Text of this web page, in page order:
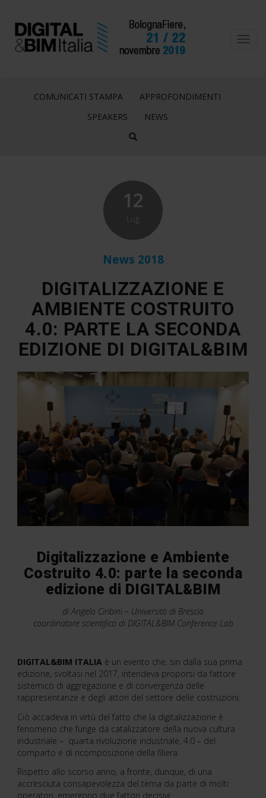
COMUNICATI STAMPA
APPROFONDIMENTI
SPEAKERS
NEWS
12
Lug
News 2018
DIGITALIZZAZIONE E
AMBIENTE COSTRUITO
4.0: PARTE LA SECONDA
EDIZIONE DI DIGITAL&BIM
Digitalizzazione e Ambiente
Costruito 4.0: parte la seconda
edizione di DIGITAL&BIM
di Angelo Ciribini – Università di Brescia
coordinatore scientifico di DIGITAL&BIM Conference Lab
DIGITAL&BIM ITALIA è un evento che, sin dalla sua prima
edizione, svoltasi nel 2017, intendeva proporsi da fattore
sistemico di aggregazione e di convergenza delle
rappresentanze e degli attori del settore delle costruzioni.
Ciò accadeva in virtù del fatto che la digitalizzazione è
fenomeno che funge da catalizzatore della nuova cultura
industriale – quarta rivoluzione industriale, 4.0 – del
comparto e di ricomposizione della filiera.
Rispetto allo scorso anno, a fronte, dunque, di una
accresciuta consapevolezza del tema da parte di molti
operatori, emergono due fattori decisivi: